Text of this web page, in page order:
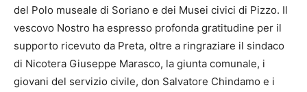
del Polo museale di Soriano e dei Musei civici di Pizzo. Il
vescovo Nostro ha espresso profonda gratitudine per il
supporto ricevuto da Preta, oltre a ringraziare il sindaco
di Nicotera Giuseppe Marasco, la giunta comunale, i
giovani del servizio civile, don Salvatore Chindamo e i